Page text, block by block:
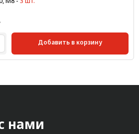
Добавить в корзину
нами